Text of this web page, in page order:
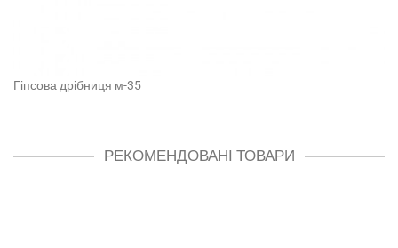
Гіпсова дрібниця м-35
РЕКОМЕНДОВАНІ ТОВАРИ